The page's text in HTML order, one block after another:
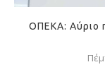
ΟΠΕΚΑ: Αύριο